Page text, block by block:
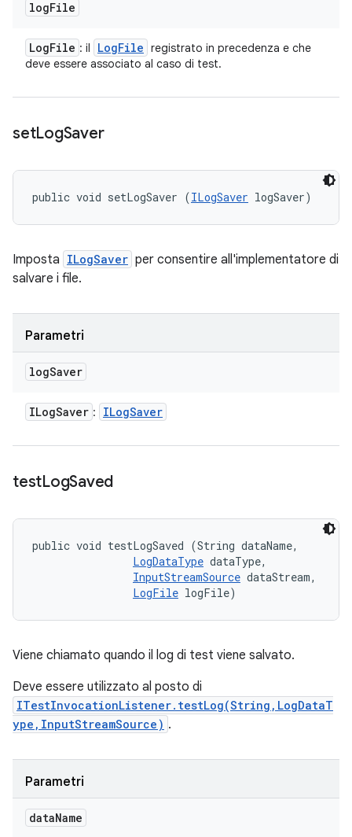
logFile
LogFile : il LogFile registrato in precedenza e che
deve essere associato al caso di test.
setLogSaver
public void setLogSaver (ILogSaver logSaver)
Imposta ILogSaver per consentire all'implementatore di
salvare i file.
Parametri
logSaver
ILogSaver : ILogSaver
testLogSaved
public void testLogSaved (String dataName,
LogDataType dataType,
InputStreamSource dataStream,
LogFile logFile)
Viene chiamato quando il log di test viene salvato.
Deve essere utilizzato al posto di
ITestInvocationListener.testLog(String,LogDataT
ype,InputStreamSource) .
Parametri
dataName